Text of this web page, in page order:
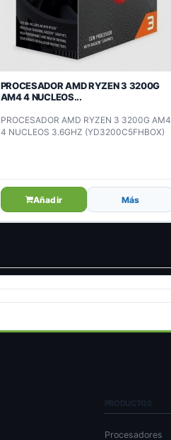
PROCESADOR AMD RYZEN 3 3200G
AM4 4 NUCLEOS...
PROCESADOR AMD RYZEN 3 3200G AM4
4 NUCLEOS 3.6GHZ (YD3200C5FHBOX)
Añadir Más
PRODUCTOS
Procesadores